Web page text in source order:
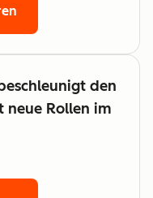
den
neue Rollen im